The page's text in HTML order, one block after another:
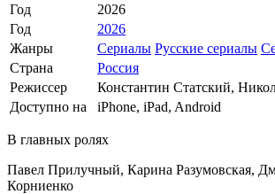
Год
2026
Год
2026
Жанры
Сериалы Русские сериалы
Страна
Россия
Режиссер
Константин Статский,
Доступно на
iPhone, iPad, Android
В главных ролях
Павел Прилучный, Карина Разумовская,
Корниенко